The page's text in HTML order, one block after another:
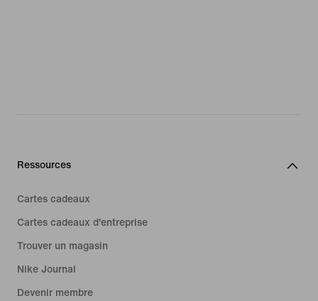
Ressources
Cartes cadeaux
Cartes cadeaux d'entreprise
Trouver un magasin
Nike Journal
Devenir membre